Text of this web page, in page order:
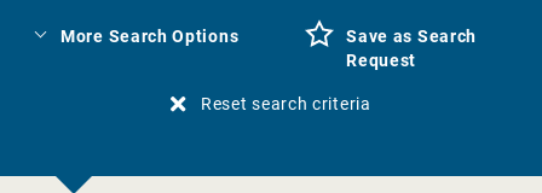
More Search Options
Save as Search
Request
Reset search criteria